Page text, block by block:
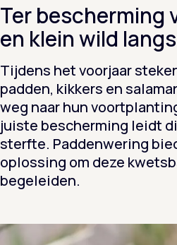
Ter bescherming
en klein wild
Tijdens het voorjaar
padden, kikkers en
weg naar hun
juiste bescherming leidt
sterfte. Paddenwering
oplossing om deze
begeleiden.